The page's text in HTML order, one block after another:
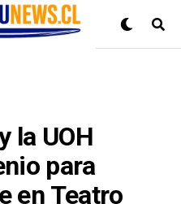
la UOH
para
en Teatro